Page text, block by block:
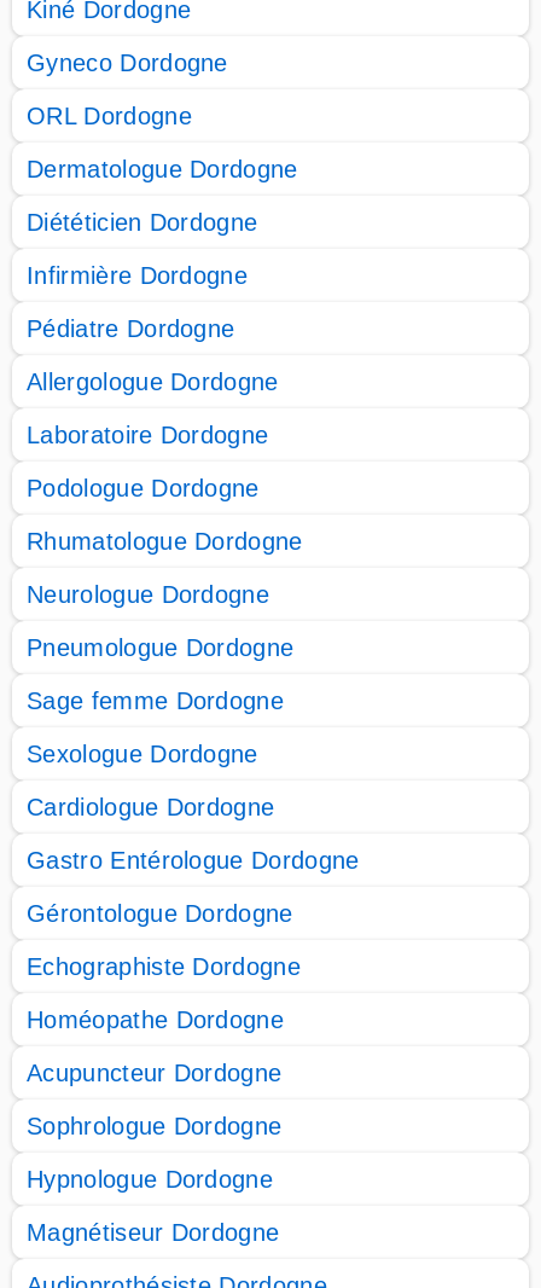
Kiné Dordogne
Gyneco Dordogne
ORL Dordogne
Dermatologue Dordogne
Diététicien Dordogne
Infirmière Dordogne
Pédiatre Dordogne
Allergologue Dordogne
Laboratoire Dordogne
Podologue Dordogne
Rhumatologue Dordogne
Neurologue Dordogne
Pneumologue Dordogne
Sage femme Dordogne
Sexologue Dordogne
Cardiologue Dordogne
Gastro Entérologue Dordogne
Gérontologue Dordogne
Echographiste Dordogne
Homéopathe Dordogne
Acupuncteur Dordogne
Sophrologue Dordogne
Hypnologue Dordogne
Magnétiseur Dordogne